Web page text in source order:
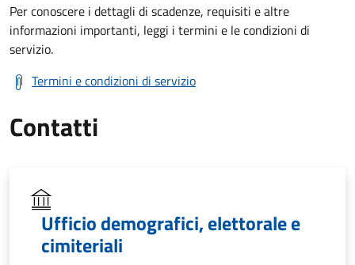
Per conoscere i dettagli di scadenze, requisiti e altre
informazioni importanti, leggi i termini e le condizioni di
servizio.
Termini e condizioni di servizio
Contatti
Ufficio demografici, elettorale e
cimiteriali